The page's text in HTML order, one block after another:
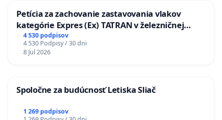
Petícia za zachovanie zastavovania vlakov
kategórie Expres (Ex) TATRAN v železničnej
stanici Púchov
4 530 podpisov
4 530 Podpisy / 30 dni
8 Jul 2026
Spoločne za budúcnosť Letiska Sliač
1 269 podpisov